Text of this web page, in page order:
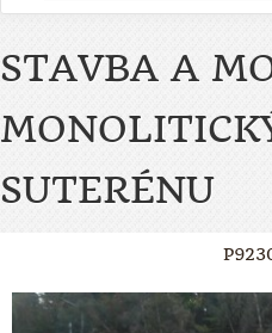
STAVBA A
SUTERÉNU